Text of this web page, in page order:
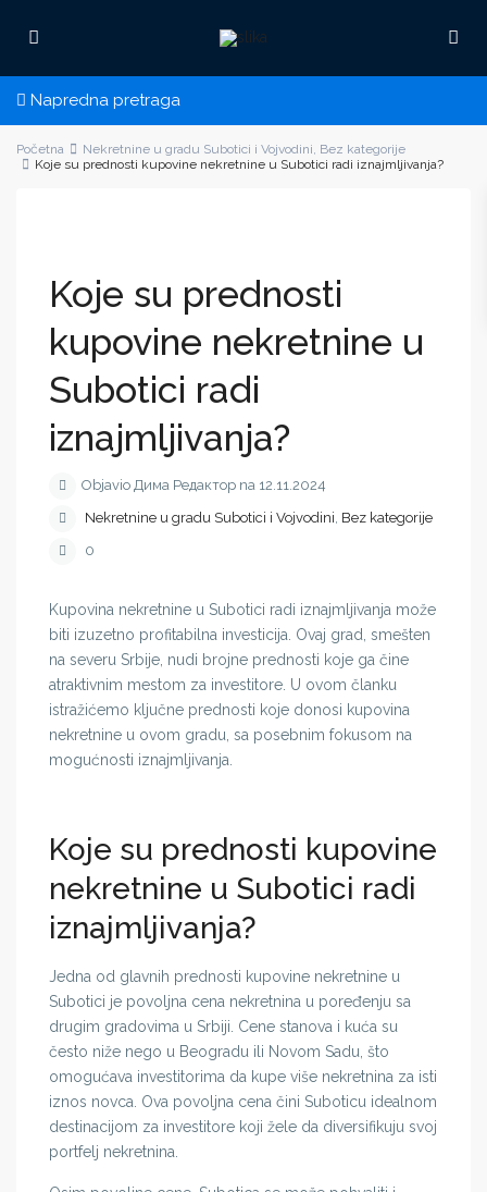
Napredna pretraga
Početna Nekretnine u gradu Subotici i Vojvodini, Bez kategorije
Koje su prednosti kupovine nekretnine u Subotici radi iznajmljivanja?
Koje su prednosti
kupovine nekretnine u
Subotici radi
iznajmljivanja?
Objavio Дима Редактор na 12.11.2024
Nekretnine u gradu Subotici i Vojvodini, Bez kategorije
0
Kupovina nekretnine u Subotici radi iznajmljivanja može
biti izuzetno profitabilna investicija. Ovaj grad, smešten
na severu Srbije, nudi brojne prednosti koje ga čine
atraktivnim mestom za investitore. U ovom članku
istražićemo ključne prednosti koje donosi kupovina
nekretnine u ovom gradu, sa posebnim fokusom na
mogućnosti iznajmljivanja.
Koje su prednosti kupovine
nekretnine u Subotici radi
iznajmljivanja?
Jedna od glavnih prednosti kupovine nekretnine u
Subotici je povoljna cena nekretnina u poređenju sa
drugim gradovima u Srbiji. Cene stanova i kuća su
često niže nego u Beogradu ili Novom Sadu, što
omogućava investitorima da kupe više nekretnina za isti
iznos novca. Ova povoljna cena čini Suboticu idealnom
destinacijom za investitore koji žele da diversifikuju svoj
portfelj nekretnina.